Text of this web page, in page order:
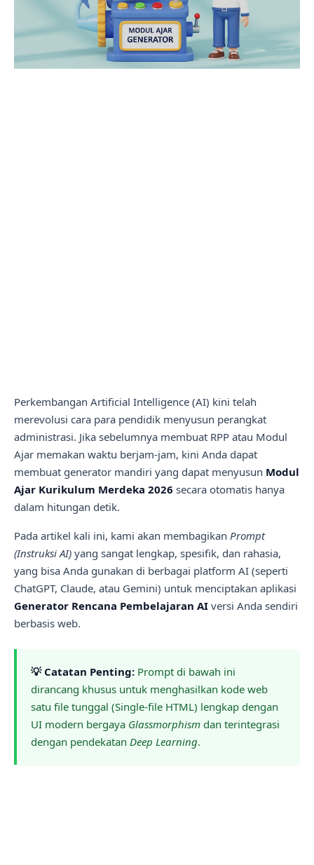
Perkembangan Artificial Intelligence (AI) kini telah
merevolusi cara para pendidik menyusun perangkat
administrasi. Jika sebelumnya membuat RPP atau Modul
Ajar memakan waktu berjam-jam, kini Anda dapat
membuat generator mandiri yang dapat menyusun Modul
Ajar Kurikulum Merdeka 2026 secara otomatis hanya
dalam hitungan detik.
Pada artikel kali ini, kami akan membagikan Prompt
(Instruksi AI) yang sangat lengkap, spesifik, dan rahasia,
yang bisa Anda gunakan di berbagai platform AI (seperti
ChatGPT, Claude, atau Gemini) untuk menciptakan aplikasi
Generator Rencana Pembelajaran AI versi Anda sendiri
berbasis web.
💡 Catatan Penting: Prompt di bawah ini
dirancang khusus untuk menghasilkan kode web
satu file tunggal (Single-file HTML) lengkap dengan
UI modern bergaya Glassmorphism dan terintegrasi
dengan pendekatan Deep Learning.